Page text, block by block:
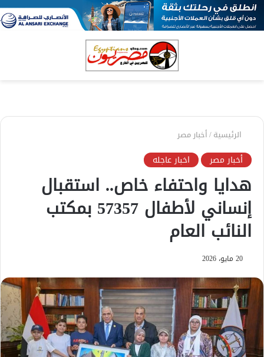
الرئيسية/أخبار مصر
أخبار مصر اخبار عاجله
هدايا واحتفاء خاص.. استقبال
إنساني لأطفال 57357 بمكتب
النائب العام
20 مايو، 2026